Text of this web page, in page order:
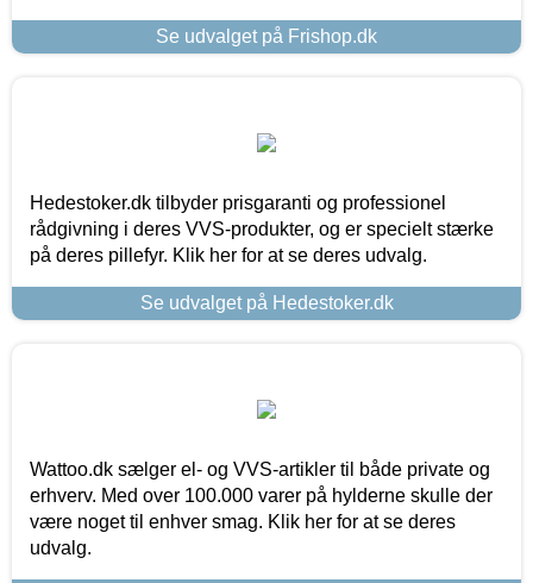
Se udvalget på Frishop.dk
Hedestoker.dk tilbyder prisgaranti og professionel
rådgivning i deres VVS-produkter, og er specielt stærke
på deres pillefyr. Klik her for at se deres udvalg.
Se udvalget på Hedestoker.dk
Wattoo.dk sælger el- og VVS-artikler til både private og
erhverv. Med over 100.000 varer på hylderne skulle der
være noget til enhver smag. Klik her for at se deres
udvalg.